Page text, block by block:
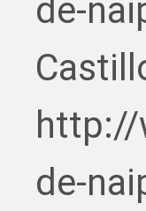
de-
http://
de-